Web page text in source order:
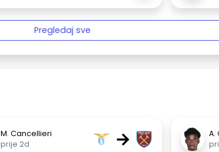
Pregledaj sve
M. Cancellieri
prije 2d
→
A.